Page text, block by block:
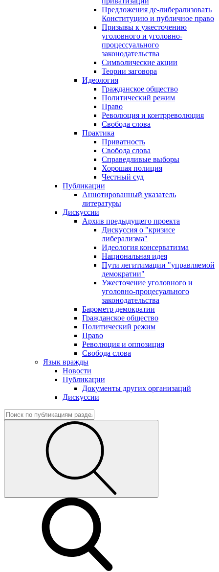
Предложения де-либерализовать
Конституцию и публичное право
Призывы к ужесточению
уголовного и уголовно-
процессуального
законодательства
Символические акции
Теории заговора
Идеология
Гражданское общество
Политический режим
Право
Революция и контрреволюция
Свобода слова
Практика
Приватность
Свобода слова
Справедливые выборы
Хорошая полиция
Честный суд
Публикации
Аннотированный указатель
литературы
Дискуссии
Архив предыдущего проекта
Дискуссия о "кризисе
либерализма"
Идеология консерватизма
Национальная идея
Пути легитимации "управляемой
демократии"
Ужесточение уголовного и
уголовно-процесуального
законодательства
Барометр демократии
Гражданское общество
Политический режим
Право
Революция и оппозиция
Свобода слова
Язык вражды
Новости
Публикации
Документы других организаций
Дискуссии